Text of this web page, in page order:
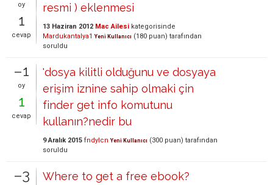
oy
1
cevap
resmi ) eklenmesi
13 Haziran 2012 Mac Ailesi kategorisinde
Mardukantalya1 Yeni Kullanıcı (180 puan) tarafından
soruldu
–1
oy
1
cevap
'dosya kilitli olduğunu ve dosyaya
erişim iznine sahip olmaki çin
finder get info komutunu
kullanın?nedir bu
9 Aralık 2015 fndylcn Yeni Kullanıcı (300 puan) tarafından
soruldu
–3 Where to get a free ebook?